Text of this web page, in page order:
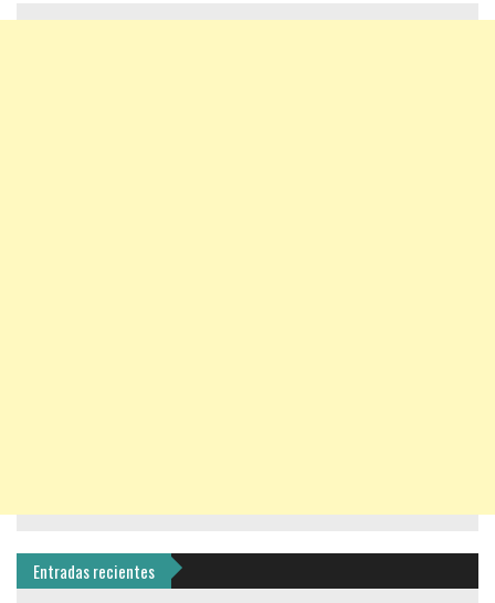
Entradas recientes